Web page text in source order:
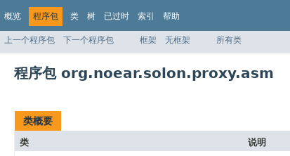
概览 程序包 类 树 已过时 索引 帮助
上一个程序包 下一个程序包 框架 无框架 所有类
程序包 org.noear.solon.proxy.asm
类概要
类
说明